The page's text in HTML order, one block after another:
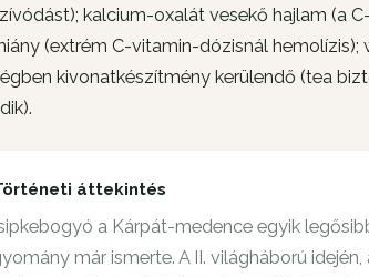
kalcium-oxalát vesekő hajlam (a
(extrém C-vitamin-dózisnál
kivonatkészítmény kerülendő (tea
áttekintés
a Kárpát-medence egyik
már ismerte. A II. világháború